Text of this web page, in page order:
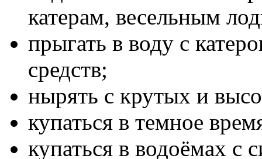
катерам, весельным
прыгать в воду с
средств;
нырять с крутых и
купаться в темное
купаться в водоёмах с